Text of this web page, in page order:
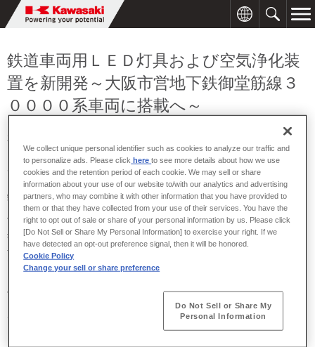
鉄道車両用ＬＥＤ灯具および空気浄化装
置を新開発～大阪市営地下鉄御堂筋線３
００００系車両に搭載へ～
川崎重工は、鉄道車両用ＬＥＤ灯具および空気浄化装置を新開発
し、このほど２０１６年秋から営業運転が開始される大阪市営地下
鉄御堂筋線３００００系車両への搭載が決定しました。
今回開発したＬＥＤ灯具は、自社開発の鉄道車両用間接型ＬＥＤ灯
具に、シャープ株式会社が手掛けているＬＥＤ照明の技術を組み合
わせたもので、省エネ性や快適性の高い車内環境を実現します。ま
た、鉄道車両として初となる「さくら色（ソメイヨシノ）
やさしいなどの効果が見込まれます。
空気浄化装置は、株式会社デンソーならびにシャープ株式会社と共
同で開発したもので、通勤車両では初めてプラズマクラスター
We collect unique personal identifier such as cookies to analyze our traffic and
to personalize ads. Please click hereto see more details about how we use
cookies and the retention period of each cookie. We may sell or share
information about your use of our website to/with our analytics and advertising
partners, who may combine it with other information that you have provided to
them or that they have collected from your use of their services. You have the
right to opt out of sale or share of your personal information by us. Please click
[Do Not Sell or Share My Personal Information] to exercise your right. If we
have detected an opt-out preference signal, then it will be honored.
Cookie Policy
Change your sell or share preference
Do Not Sell or Share My
Personal Information